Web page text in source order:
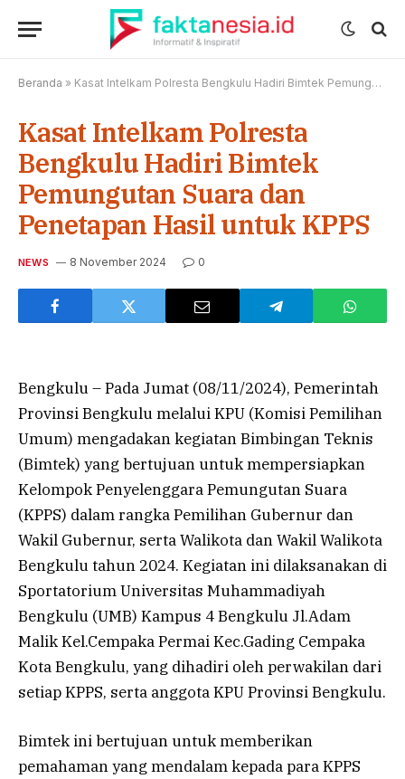
Beranda » Kasat Intelkam Polresta Bengkulu Hadiri Bimtek Pemungutan Suara dan Penetapan Hasil untuk KPPS
Kasat Intelkam Polresta
Bengkulu Hadiri Bimtek
Pemungutan Suara dan
Penetapan Hasil untuk KPPS
NEWS 8 November 2024 0
Bengkulu – Pada Jumat (08/11/2024), Pemerintah
Provinsi Bengkulu melalui KPU (Komisi Pemilihan
Umum) mengadakan kegiatan Bimbingan Teknis
(Bimtek) yang bertujuan untuk mempersiapkan
Kelompok Penyelenggara Pemungutan Suara
(KPPS) dalam rangka Pemilihan Gubernur dan
Wakil Gubernur, serta Walikota dan Wakil Walikota
Bengkulu tahun 2024. Kegiatan ini dilaksanakan di
Sportatorium Universitas Muhammadiyah
Bengkulu (UMB) Kampus 4 Bengkulu Jl.Adam
Malik Kel.Cempaka Permai Kec.Gading Cempaka
Kota Bengkulu, yang dihadiri oleh perwakilan dari
setiap KPPS, serta anggota KPU Provinsi Bengkulu.
Bimtek ini bertujuan untuk memberikan
pemahaman yang mendalam kepada para KPPS